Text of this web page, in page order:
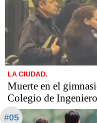
LA CIUDAD.
Muerte en el
Colegio de
#05